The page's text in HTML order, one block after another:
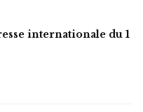
internationale du 1